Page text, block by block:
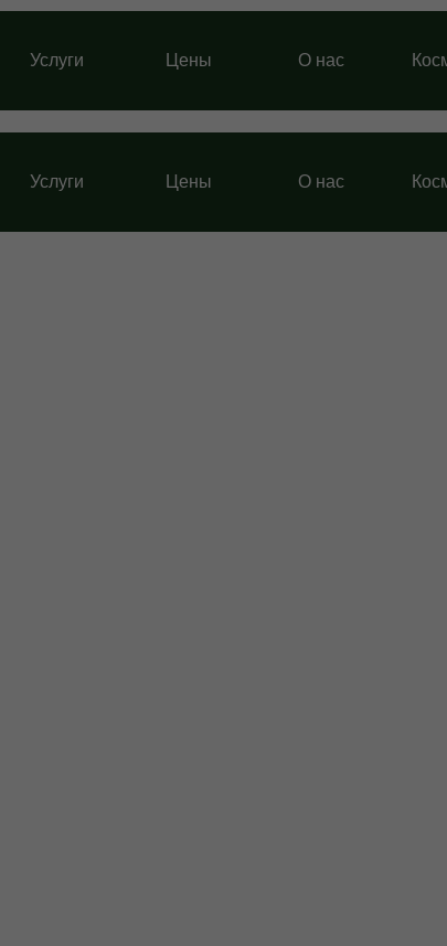
Цены О нас
Услуги
Цены О нас
Услуги